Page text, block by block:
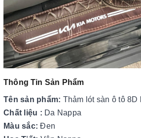
Thông Tin Sản Phẩm
Tên sản phẩm: Thảm lót sàn ô tô 8D
Chất liệu : Da Nappa
Màu sắc:Đen